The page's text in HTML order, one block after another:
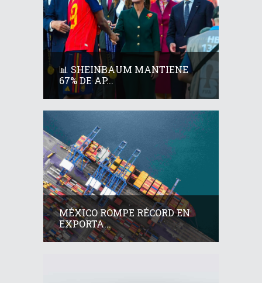
📊 SHEINBAUM MANTIENE
67% DE AP...
MÉXICO ROMPE RÉCORD EN
EXPORTA...